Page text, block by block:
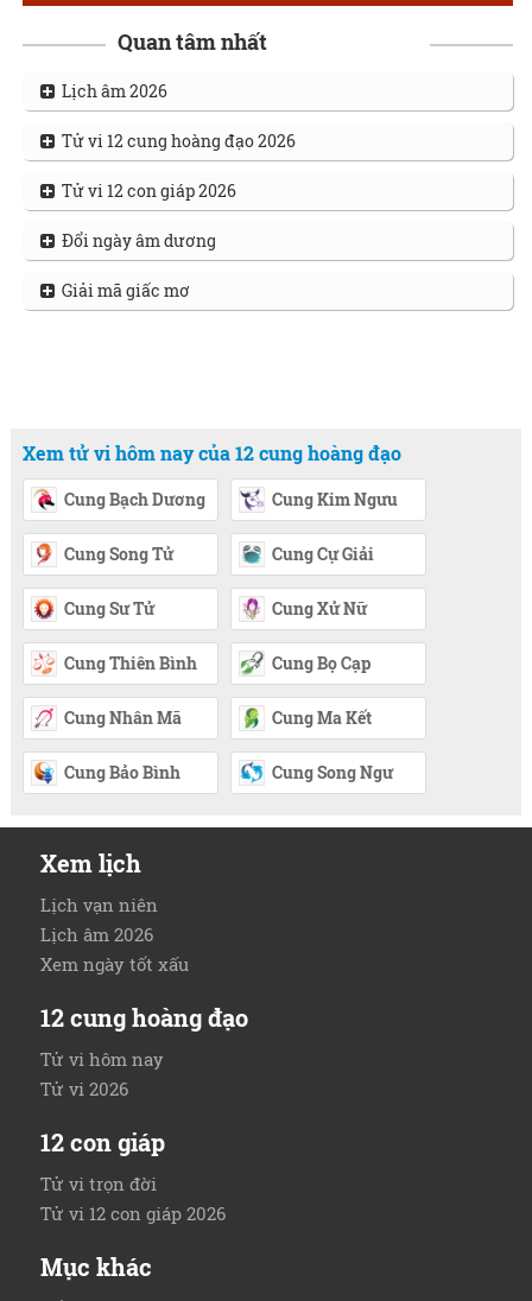
Quan tâm nhất
Lịch âm 2026
Tử vi 12 cung hoàng đạo 2026
Tử vi 12 con giáp 2026
Đổi ngày âm dương
Giải mã giấc mơ
Xem tử vi hôm nay của 12 cung hoàng đạo
Cung Bạch Dương Cung Kim Ngưu
Cung Song Tử Cung Cự Giải
Cung Sư Tử Cung Xử Nữ
Cung Thiên Bình Cung Bọ Cạp
Cung Nhân Mã Cung Ma Kết
Cung Bảo Bình Cung Song Ngư
Xem lịch
Lịch vạn niên
Lịch âm 2026
Xem ngày tốt xấu
12 cung hoàng đạo
Tử vi hôm nay
Tử vi 2026
12 con giáp
Tử vi trọn đời
Tử vi 12 con giáp 2026
Mục khác